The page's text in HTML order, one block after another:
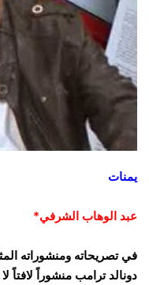
يمنات
عبد الوهاب الشرفي*
في تصريحاته ومنشوراته
دونالد ترامب منشوراً لافتاً